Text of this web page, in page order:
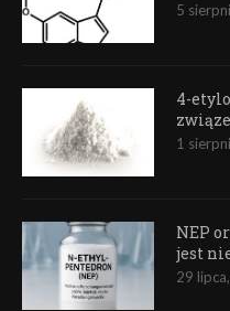
5
4-
1
NEP
jest
29